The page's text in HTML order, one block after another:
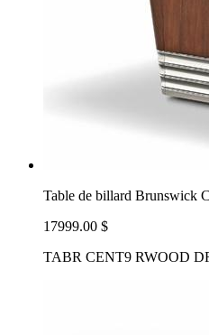
Table de billard Brunswick
17999.00 $
TABR CENT9 RWOOD